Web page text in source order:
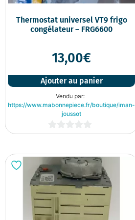
Thermostat universel VT9 frigo
congélateur – FRG6600
13,00€
Ajouter au panier
Vendu par:
https://www.mabonnepiece.fr/boutique/iman-
joussot
0